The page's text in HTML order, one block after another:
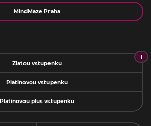
Zlatou vstupenku
Platinovou vstupenku
Platinovou plus vstupenku